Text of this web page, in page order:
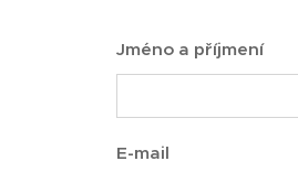
Jméno a příjmení
E-mail